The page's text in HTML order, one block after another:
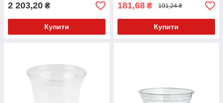
2 203,20 ₴
Купити
181,68 ₴ 191,24 ₴
Купити